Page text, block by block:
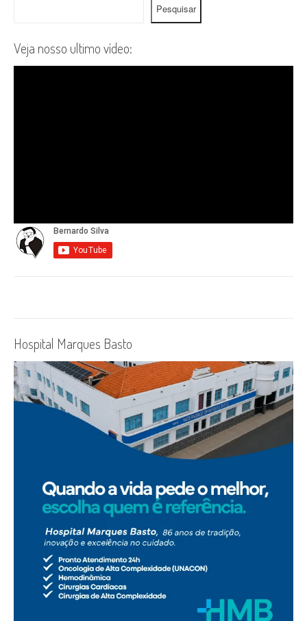
Pesquisar
Veja nosso ultimo vídeo:
Hospital Marques Basto